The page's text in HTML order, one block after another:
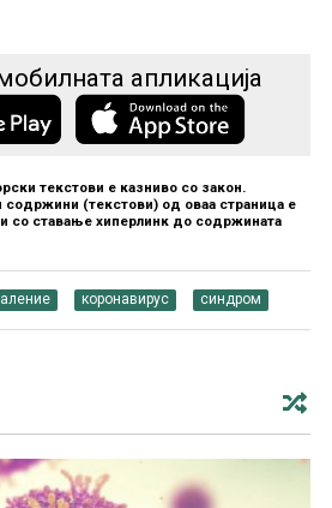
апликација
текстови е казниво со закон.
(текстови) од оваа страница е
со ставање хиперлинк до содржината
коронавирус синдром